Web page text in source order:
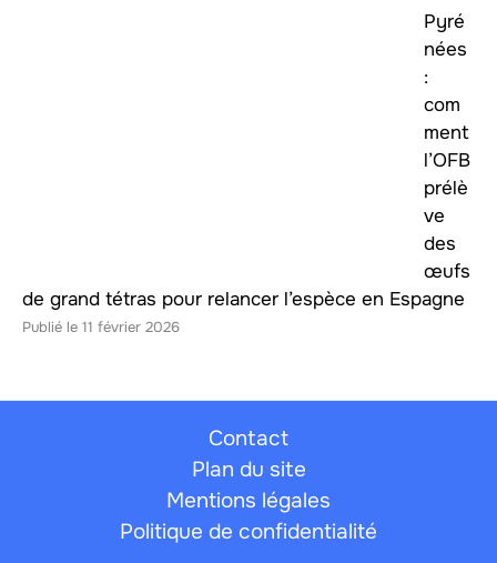
Pyré
nées
:
com
ment
l’OFB
prélè
ve
des
œufs
de grand tétras pour relancer l’espèce en Espagne
11 février 2026
Contact
Plan du site
Mentions légales
Politique de confidentialité